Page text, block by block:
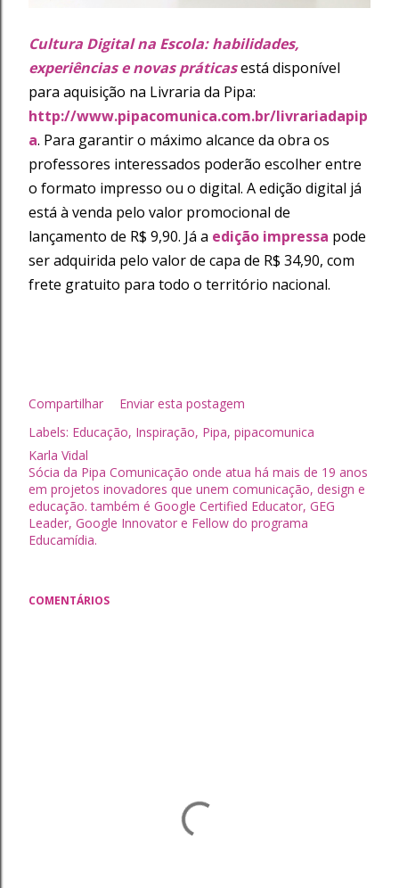
Cultura Digital na Escola: habilidades,
experiências e novas práticasestá disponível
para aquisição na Livraria da Pipa:
http://www.pipacomunica.com.br/livrariadapip
a. Para garantir o máximo alcance da obra os
professores interessados poderão escolher entre
o formato impresso ou o digital. A edição digital já
está à venda pelo valor promocional de
lançamento de R$ 9,90. Já a edição impressa pode
ser adquirida pelo valor de capa de R$ 34,90, com
frete gratuito para todo o território nacional.
Compartilhar
Enviar esta postagem
Labels: Educação Inspiração Pipa pipacomunica
Karla Vidal
Sócia da Pipa Comunicação onde atua há mais de 19 anos
em projetos inovadores que unem comunicação, design e
educação. também é Google Certified Educator, GEG
Leader, Google Innovator e Fellow do programa
Educamídia.
COMENTÁRIOS